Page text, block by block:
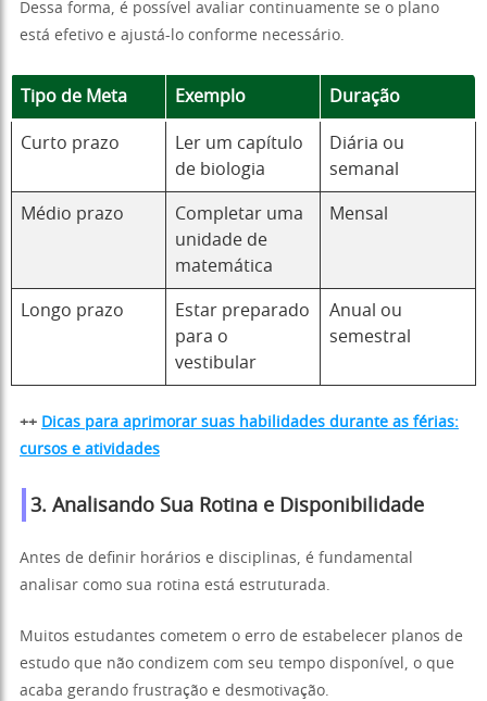
Dessa forma, é possível avaliar continuamente se o plano
está efetivo e ajustá-lo conforme necessário.
Tipo de Meta Exemplo Duração
Curto prazo
Ler um capítulo
de biologia
Diária ou
semanal
Médio prazo
Completar uma
unidade de
matemática
Mensal
Longo prazo
Estar preparado
para o
vestibular
Anual ou
semestral
++ Dicas para aprimorar suas habilidades durante as férias:
cursos e atividades
3. Analisando Sua Rotina e Disponibilidade
Antes de definir horários e disciplinas, é fundamental
analisar como sua rotina está estruturada.
Muitos estudantes cometem o erro de estabelecer planos de
estudo que não condizem com seu tempo disponível, o que
acaba gerando frustração e desmotivação.